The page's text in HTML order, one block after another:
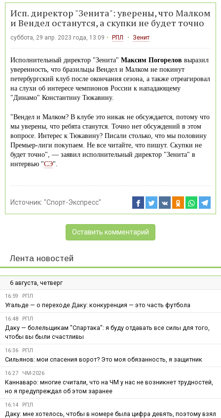
Исп. директор "Зенита": уверены, что Малком
и Вендел останутся, а скупки не будет точно
суббота, 29 апр. 2023 года, 13:09 РПЛ Зенит
Исполнительный директор "Зенита" Максим Погорелов выразил
уверенность, что бразильцы Вендел и Малком не покинут
петербургский клуб после окончания сезона, а также отреагировал
на слухи об интересе чемпионов России к нападающему
"Динамо" Константину Тюкавину.
"Вендел и Малком? В клубе это никак не обсуждается, потому что
мы уверены, что ребята станутся. Точно нет обсуждений в этом
вопросе. Интерес к Тюкавину? Писали столько, что мы половину
Премьер-лиги покупаем. Не все читайте, что пишут. Скупки не
будет точно", — заявил исполнительный директор "Зенита" в
интервью "СЭ".
Источник: "Спорт-Экспресс"
Оставить комментарий
Лента новостей
6 августа, четверг
16:59 РПЛ
Угальде — о переходе Даку: конкуренция — это часть футбола
16:48 РПЛ
Даку — болельщикам "Спартака": я буду отдавать все силы для того,
чтобы вы были счастливы
16:36 РПЛ
Сильянов: мои спасения ворот? Это моя обязанность, я защитник
16:27 ЧМ-2026
Каннаваро: многие считали, что на ЧМ у нас не возникнет трудностей,
но я предупреждал об этом заранее
16:14 РПЛ
Даку: мне хотелось, чтобы в номере была цифра девять, поэтому взял